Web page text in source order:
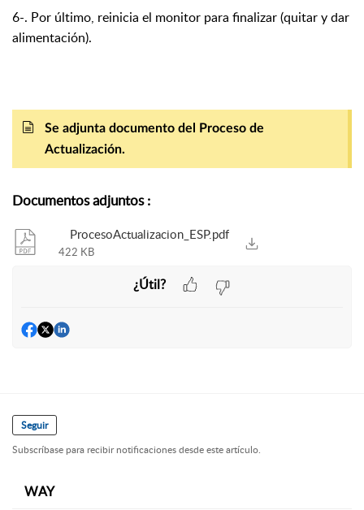
6-. Por último, reinicia el monitor para finalizar (quitar y dar
alimentación).
Se adjunta documento del Proceso de
Actualización.
Documentos adjuntos:
ProcesoActualizacion_ESP.pdf
422 KB
¿Útil?
Seguir
Subscríbase para recibir notificaciones desde este artículo.
WAY